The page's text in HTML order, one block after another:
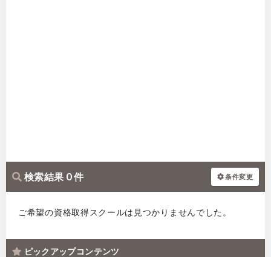
検索結果 0 件 条件変更
ご希望の資格取得スクールは見つかりませんでした。
ピックアップコンテンツ